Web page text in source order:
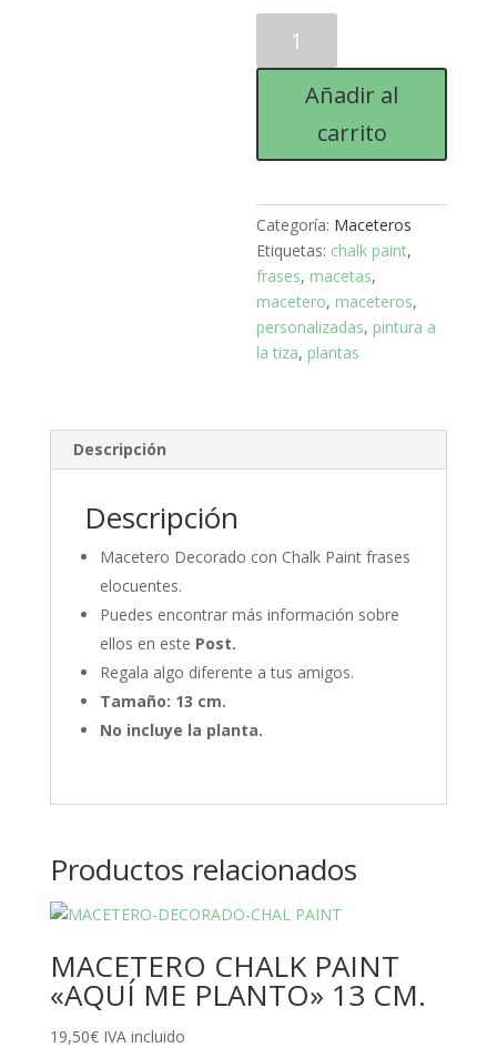
CHALK
PAINT
"BONITA"
cantidad
Añadir al
carrito
Categoría: Maceteros
Etiquetas: chalk paint,
frases, macetas,
macetero, maceteros,
personalizadas, pintura a
la tiza, plantas
Descripción
Descripción
Macetero Decorado con Chalk Paint frases
elocuentes.
Puedes encontrar más información sobre
ellos en este Post.
Regala algo diferente a tus amigos.
Tamaño: 13 cm.
No incluye la planta.
Productos relacionados
MACETERO CHALK PAINT
«AQUÍ ME PLANTO» 13 CM.
19,50€ IVA incluido